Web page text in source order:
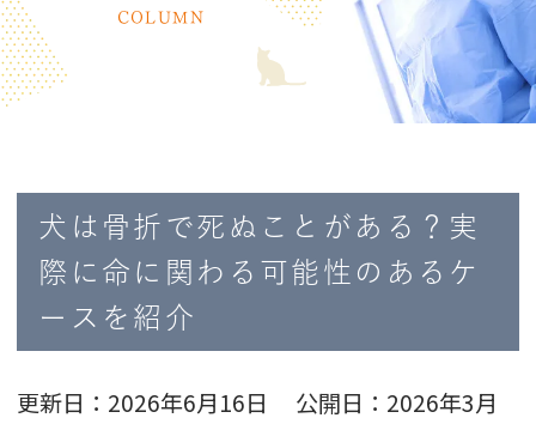
COLUMN
犬は骨折で死ぬことがある？実
際に命に関わる可能性のあるケ
ースを紹介
更新日：2026年6月16日 公開日：2026年3月